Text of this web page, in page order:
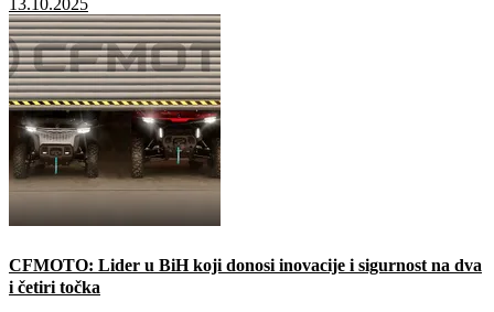
13.10.2025
CFMOTO: Lider u BiH koji donosi inovacije i sigurnost na dva
i četiri točka